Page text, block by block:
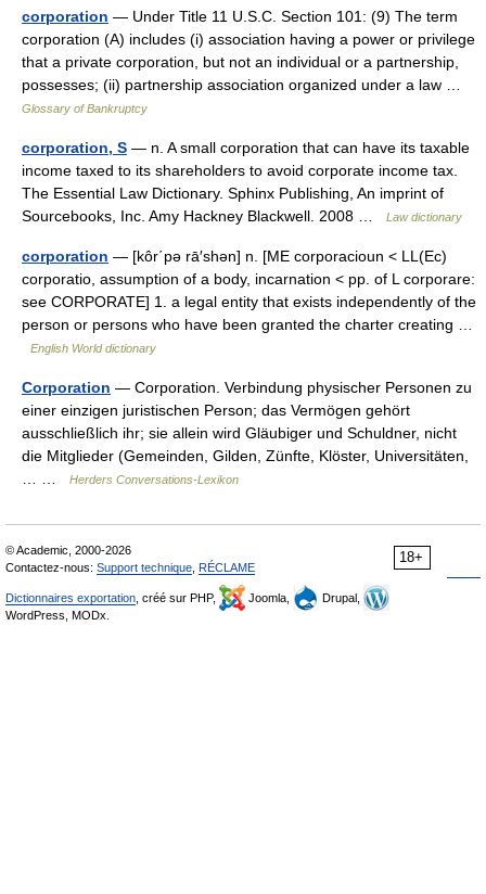
corporation — Under Title 11 U.S.C. Section 101: (9) The term
corporation (A) includes (i) association having a power or privilege
that a private corporation, but not an individual or a partnership,
possesses; (ii) partnership association organized under a law …
Glossary of Bankruptcy
corporation, S — n. A small corporation that can have its taxable
income taxed to its shareholders to avoid corporate income tax.
The Essential Law Dictionary. Sphinx Publishing, An imprint of
Sourcebooks, Inc. Amy Hackney Blackwell. 2008 …
Law dictionary
corporation — [kôr΄pə rā′shən] n. [ME corporacioun < LL(Ec)
corporatio, assumption of a body, incarnation < pp. of L corporare:
see CORPORATE] 1. a legal entity that exists independently of the
person or persons who have been granted the charter creating …
English World dictionary
Corporation — Corporation. Verbindung physischer Personen zu
einer einzigen juristischen Person; das Vermögen gehört
ausschließlich ihr; sie allein wird Gläubiger und Schuldner, nicht
die Mitglieder (Gemeinden, Gilden, Zünfte, Klöster, Universitäten,
… …
Herders Conversations-Lexikon
18+
© Academic, 2000-2026
Contactez-nous: Support technique RÉCLAME
Dictionnaires exportation , créé sur PHP, Joomla,
Drupal,
WordPress, MODx.